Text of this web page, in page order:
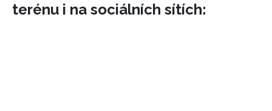
terénu i na sociálních sítích: